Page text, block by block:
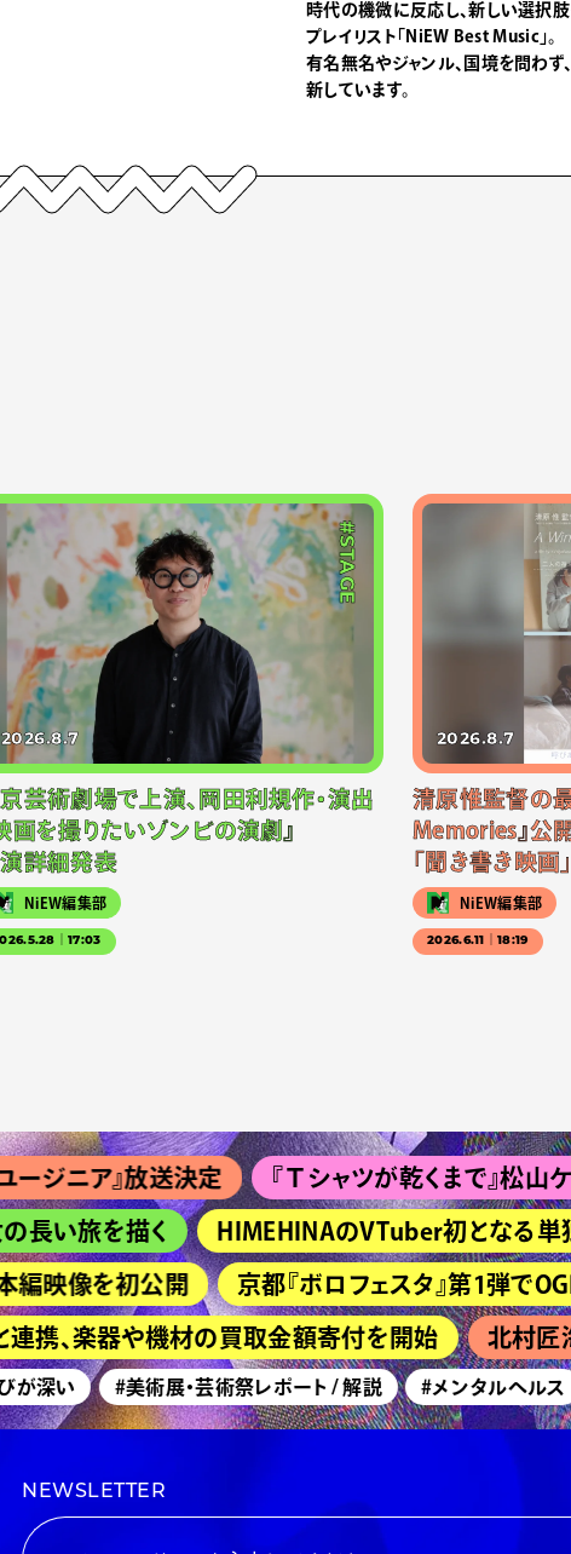
時代の機微に反応し、新しい選択
プレイリスト「NiEW Best Music」。
有名無名やジャンル、国境を問わ
新しています。
#STAGE
2026.8.7
芸術劇場で上演、岡田利規作・演出
画を撮りたいゾンビの演劇』
詳細発表
NiEW編集部
｜17:03
2026.8.7
清原惟監督の
Memories』公
「聞き書き映画」
NiEW編集部
2026.6.11｜18:19
ア』放送決定 『Ｔシャツが乾くまで』松山ケン
い旅を描く HIMEHINAのVTuber初となる単独
映像を初公開 京都『ボロフェスタ』第1弾で
、楽器や機材の買取金額寄付を開始 北村匠海
深い #美術展・芸術祭レポート / 解説 #メンタルヘルス
NEWSLETTER